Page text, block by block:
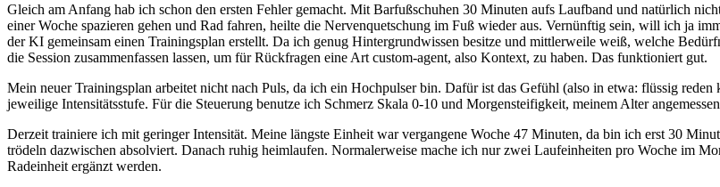
Gleich am Anfang hab ich schon den ersten Fehler gemacht. Mit Barfußschuhen 30 Minuten aufs Laufband und natürlich
einer Woche spazieren gehen und Rad fahren, heilte die Nervenquetschung im Fuß wieder aus. Vernünftig sein, will ich ja
der KI gemeinsam einen Trainingsplan erstellt. Da ich genug Hintergrundwissen besitze und mittlerweile weiß, welche
die Session zusammenfassen lassen, um für Rückfragen eine Art custom-agent, also Kontext, zu haben. Das funktioniert gut.
Mein neuer Trainingsplan arbeitet nicht nach Puls, da ich ein Hochpulser bin. Dafür ist das Gefühl (also in etwa: flüssig
jeweilige Intensitätsstufe. Für die Steuerung benutze ich Schmerz Skala 0-10 und Morgensteifigkeit, meinem Alter
Derzeit trainiere ich mit geringer Intensität. Meine längste Einheit war vergangene Woche 47 Minuten, da bin ich erst 30
trödeln dazwischen absolviert. Danach ruhig heimlaufen. Normalerweise mache ich nur zwei Laufeinheiten pro Woche im
Radeinheit ergänzt werden.